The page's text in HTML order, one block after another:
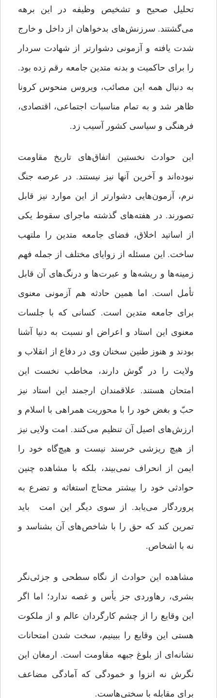
تحلیل صحیح و تشخیص وظیفه در این برهه
می‌گشتند. سرزنش‌های بدخواهان از داخل و خارج
شدت یافته و آزمونی دشوارتر از شهادت سردار
را برای حاکمیت و بدنه متدین جامعه رقم زده بود.
به دنبال همه این مصائب، ویروس منحوس کرونا
ظاهر شد و به تمام مناسبات اجتماعی، اقتصادی،
فرهنگی و سیاسی کشور آسیب زد.
این حوادث نخستین اتفاق‌های تاریخ مقاومت
نبوده‌اند و آخرین آنها نیز نیستند. در عرصه جنگ
نرم، آزمون‌هایی دشوارتر از این موارد نیز قابل
تصورند. در هفته‌های گذشته ماجرای سقوط یکی
از اساتید اخلاق، فضای جامعه متدین را ملتهب
ساخت. این مسئله از زوایای مختلف از جمله فهم
زمینه‌ها و ریشه‌ها و عبرت‌ها و درنگ‌های آن قابل
تأمل است. اما همین حادثه هم آزمونی معنوی
برای جامعه متدین است. کسانی که با جلسات
معنوی این استاد و اعراض او نسبت به دنیا آشنا
بودند و هنوز طنین سخنان وی در دفاع از انقلاب و
ولایت را در گوش دارند، مخاطب نخست این
امتحان هستند. علاقمندان ارجمند این استاد نیز
حبّ و بغض خود را با محوریت همراهی با اسلام و
ارزش‌های اصیل آن تنظیم می‌کنند. امت ولایی نیز
از هیچ ریزشی خرسند نیست و هیچ‌گاه خود را
ایمن از انحراف نمی‌بیند، بلکه با مشاهده چنین
حوادثی خود را بیشتر محتاج استغاثه و تضرع به
پروردگار می‌یابد. از سوی دیگر این امت باید
تمرین کند که حق را با شاخص‌های آن بشناسد و
نه با اشخاص.
مشاهده این حوادث از نگاه سطحی و جزئی‌نگر
بشری، رهاوردی جز یأس و غصه ندارد؛ اما اگر
این وقایع را از چشم کارگردان عالم و از ملکوت
هستی این وقایع را ببینیم، سخت شدن امتحانات
نشانه‌ای از بلوغ جبهه مقاومت است. ارمغان این
نگرش نه انزوا و خمودگی که آمادگی مضاعف
برای مقابله با سختی‌هاست.